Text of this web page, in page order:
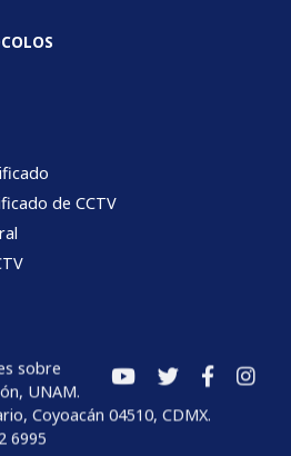
de CCTV
sobre
UNAM.
Coyoacán 04510, CDMX.
6995